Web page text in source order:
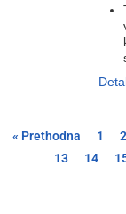
« Prethodna 1 2
13
14